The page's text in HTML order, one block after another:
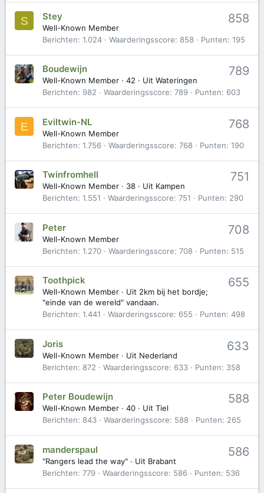
S 858
Stey
Well-Known Member
Berichten 1.024 Waarderingsscore 858 Punten 195
789
Boudewijn
Well-Known Member · 42 · Uit Wateringen
Berichten
982 Waarderingsscore 789 Punten 603
E 768
Eviltwin-NL
Well-Known Member
Berichten 1.756 Waarderingsscore 768 Punten 190
751
Twinfromhell
Well-Known Member · 38 · Uit Kampen
Berichten 1.551 Waarderingsscore 751 Punten 290
708
Peter
Well-Known Member
Berichten 1.270 Waarderingsscore 708 Punten 515
655
Toothpick
Well-Known Member · Uit 2km bij het bordje;
"einde van de wereld" vandaan.
Berichten 1.441 Waarderingsscore 655 Punten 498
633
Joris
Well-Known Member · Uit Nederland
Berichten
872 Waarderingsscore 633 Punten 358
588
Peter Boudewijn
Well-Known Member · 40 · Uit Tiel
Berichten
843 Waarderingsscore 588 Punten 265
586
manderspaul
"Rangers lead the way" · Uit Brabant
Berichten 779 Waarderingsscore 586 Punten 536